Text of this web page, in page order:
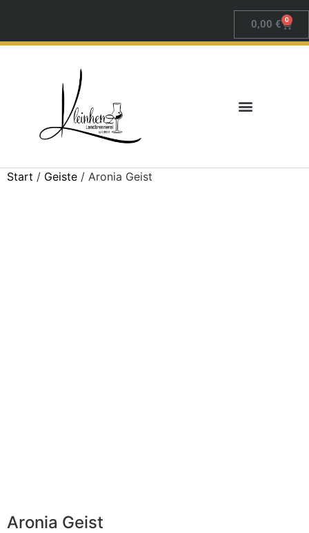
0,00 € 0
Start / Geiste / Aronia Geist
Aronia Geist